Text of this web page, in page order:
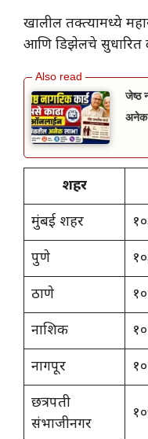
​खालील तक्त्यामध्ये
आणि डिझेलचे
जेष्ठ
अनेक
शहर
मुंबई शहर
पुणे
ठाणे
नाशिक
नागपूर
छत्रपती
संभाजीनगर